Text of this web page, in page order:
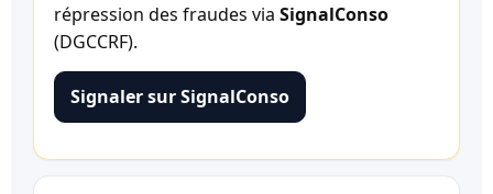
répression des fraudes via SignalConso
(DGCCRF).
Signaler sur SignalConso